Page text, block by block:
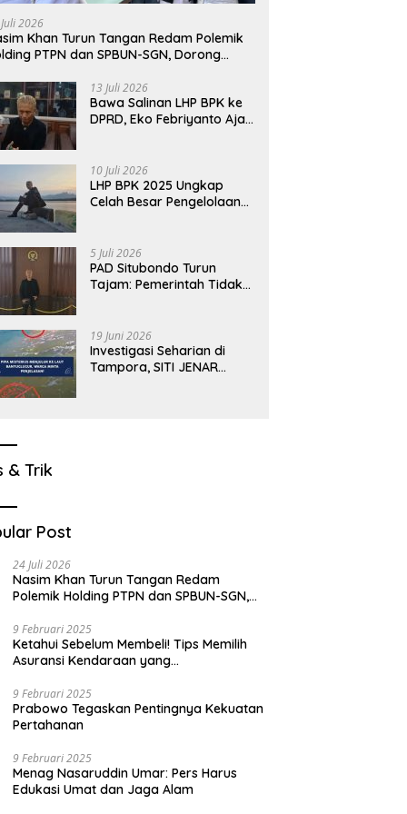
Harus Menunjukkan
2026
Khan Turun Tangan Redam Polemik
PTPN dan SPBUN-SGN, Dorong
13 Juli 2026
Bawa Salinan LHP BPK ke
DPRD, Eko Febriyanto Ajak
Harus Berbasis Fakta
10 Juli 2026
LHP BPK 2025 Ungkap
Celah Besar Pengelolaan
5 Juli 2026
PAD Situbondo Turun
Tajam: Pemerintah Tidak
Menunjukkan
Akuntabilitas.
19 Juni 2026
Investigasi Seharian di
Tampora, SITI JENAR
& Trik
Post
24 Juli 2026
Nasim Khan Turun Tangan Redam
Polemik Holding PTPN dan SPBUN-SGN,
9 Februari 2025
Ketahui Sebelum Membeli! Tips Memilih
Asuransi Kendaraan yang
9 Februari 2025
Prabowo Tegaskan Pentingnya Kekuatan
Pertahanan
9 Februari 2025
Menag Nasaruddin Umar: Pers Harus
Edukasi Umat dan Jaga Alam